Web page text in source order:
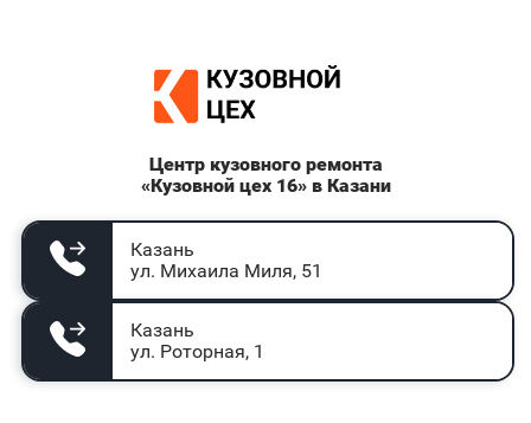
Центр кузовного ремонта
«Кузовной цех 16» в Казани
Казань
ул. Михаила Миля, 51
Казань
ул. Роторная, 1